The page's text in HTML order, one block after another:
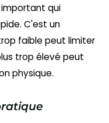
qui
C'est un
faible peut limiter
trop élevé peut
physique.